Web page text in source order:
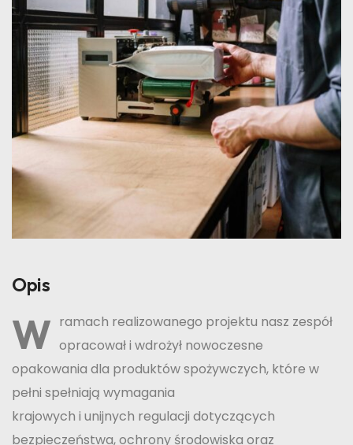
Opis
W ramach realizowanego projektu nasz zespół
opracował i wdrożył nowoczesne
opakowania dla produktów spożywczych, które w
pełni spełniają wymagania
krajowych i unijnych regulacji dotyczących
bezpieczeństwa, ochrony środowiska oraz